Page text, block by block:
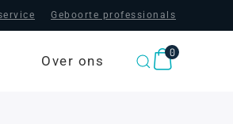
Geboorte professionals
Over ons
0